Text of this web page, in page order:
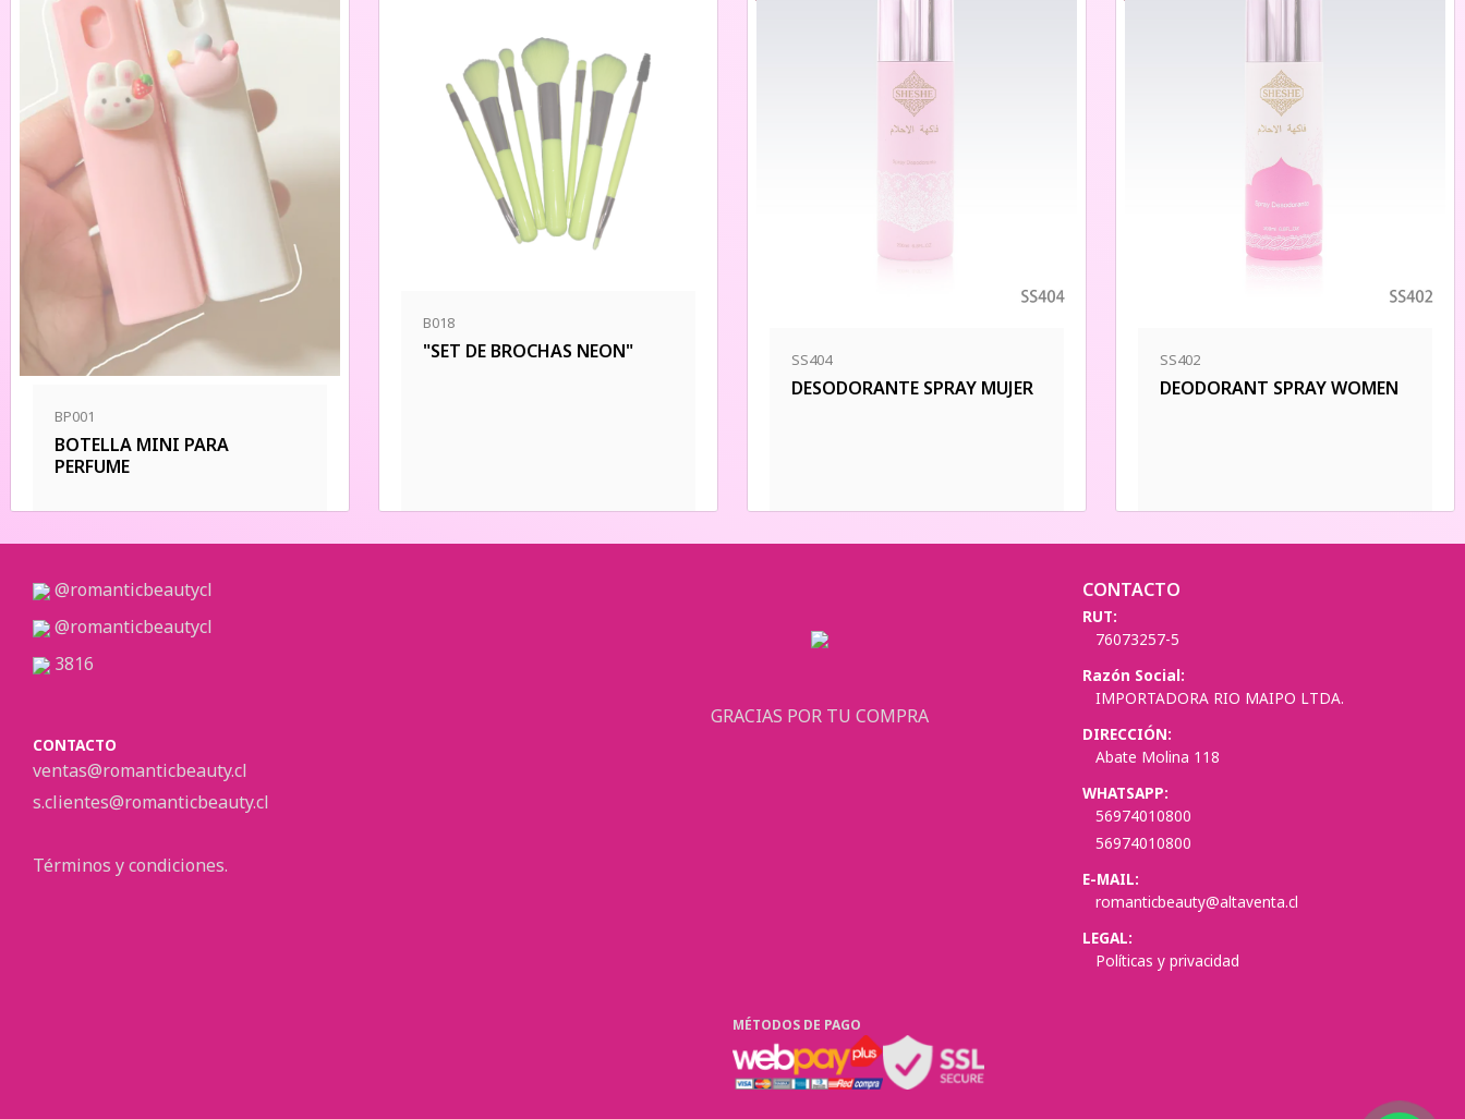
BP001
BOTELLA MINI PARA
PERFUME
B018
"SET DE BROCHAS NEON" SS404
DESODORANTE SPRAY MUJER
SS402
DEODORANT SPRAY WOMEN
@romanticbeautycl
@romanticbeautycl
3816
CONTACTO
ventas@romanticbeauty.cl
s.clientes@romanticbeauty.cl
Términos y condiciones.
GRACIAS POR TU COMPRA
CONTACTO
RUT:
76073257-5
Razón Social:
IMPORTADORA RIO MAIPO LTDA.
DIRECCIÓN:
Abate Molina 118
WHATSAPP:
56974010800
56974010800
E-MAIL:
romanticbeauty@altaventa.cl
LEGAL:
Políticas y privacidad
MÉTODOS DE PAGO